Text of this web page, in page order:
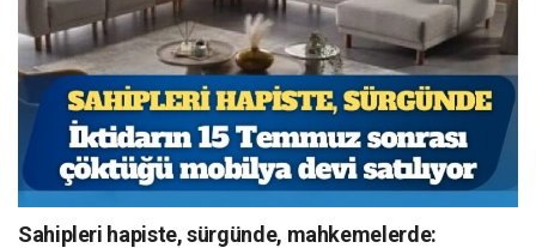
Sahipleri hapiste, sürgünde, mahkemelerde: